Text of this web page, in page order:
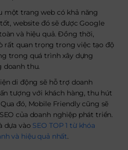
một trang web có khả năng
website đó sẽ được Google
và hiệu quả. Đồng thời,
rất quan trọng trong việc tạo độ
trong quá trình xây dựng
doanh thu.
di động sẽ hỗ trợ doanh
tượng với khách hàng, thu hút
đó, Mobile Friendly cũng sẽ
của doanh nghiệp phát triển.
dựa vào SEO TOP 1 từ khóa
và hiệu quả nhất.